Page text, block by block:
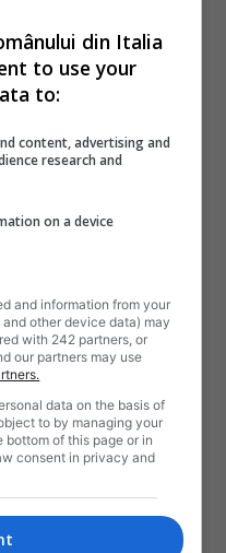
din Italia
to use your
to:
content, advertising and
research and
on a device
and information from your
other device data) may
with 242 partners, or
our partners may use
data on the basis of
to by managing your
of this page or in
consent in privacy and